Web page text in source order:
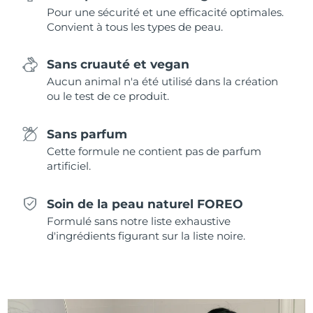
Pour une sécurité et une efficacité optimales.
Convient à tous les types de peau.
Sans cruauté et vegan
Aucun animal n'a été utilisé dans la création
ou le test de ce produit.
Sans parfum
Cette formule ne contient pas de parfum
artificiel.
Soin de la peau naturel FOREO
Formulé sans notre liste exhaustive
d'ingrédients figurant sur la liste noire.
Singapour Livraison estimée8/10/26
Slovénie Livraison estimée8/8/26
Corée du Sud
Suède Livraison estimée
Suisse Livraison estimée
Thaïlande Livraison estimée